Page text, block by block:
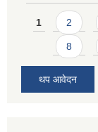
Pages
1 2
8
थप आवेदन